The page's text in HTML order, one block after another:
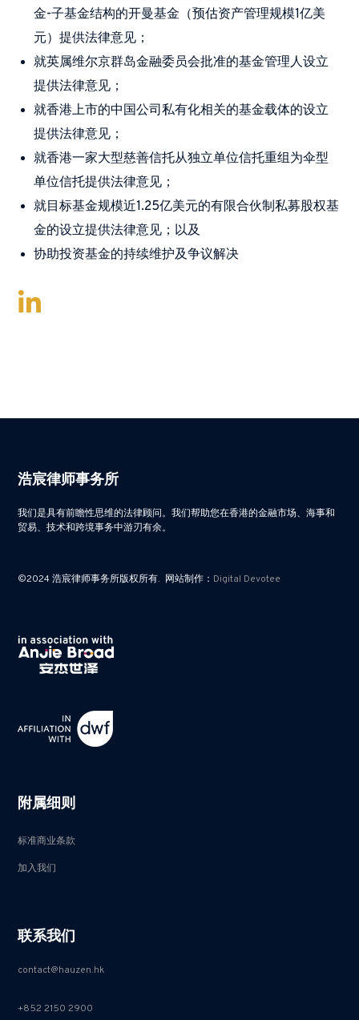
金-子基金结构的开曼基金（预估资产管理规模1亿美
元）提供法律意见；
就英属维尔京群岛金融委员会批准的基金管理人设立
提供法律意见；
就香港上市的中国公司私有化相关的基金载体的设立
提供法律意见；
就香港一家大型慈善信托从独立单位信托重组为伞型
单位信托提供法律意见；
就目标基金规模近1.25亿美元的有限合伙制私募股权基
金的设立提供法律意见；以及
协助投资基金的持续维护及争议解决
浩宸律师事务所
我们是具有前瞻性思维的法律顾问。我们帮助您在香港的金融市场、海事和
贸易、技术和跨境事务中游刃有余。
©2024 浩宸律师事务所版权所有. 网站制作： Digital Devotee
附属细则
标准商业条款
加入我们
联系我们
contact@hauzen.hk
+852 2150 2900